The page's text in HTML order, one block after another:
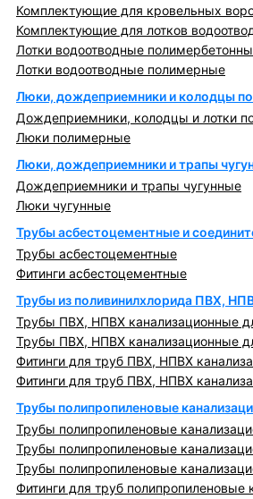
Комплектующие для кровельных
Комплектующие для лотков
Лотки водоотводные
Лотки водоотводные полимерные
Люки, дождеприемники и колодцы
Дождеприемники, колодцы и лотки
Люки полимерные
Люки, дождеприемники и трапы
Дождеприемники и трапы чугунные
Люки чугунные
Трубы асбестоцементные и
Трубы асбестоцементные
Фитинги асбестоцементные
Трубы из поливинилхлорида ПВХ,
Трубы ПВХ, НПВХ канализационные
Трубы ПВХ, НПВХ канализационные
Фитинги для труб ПВХ, НПВХ
Фитинги для труб ПВХ, НПВХ
Трубы полипропиленовые
Трубы полипропиленовые
Трубы полипропиленовые
Трубы полипропиленовые
Фитинги для труб